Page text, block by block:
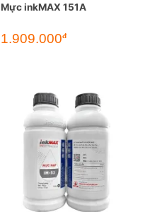
Mực inkMAX 151A
1.909.000đ